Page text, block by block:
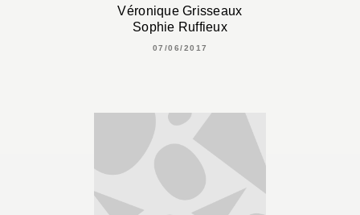
Véronique Grisseaux
Sophie Ruffieux
07/06/2017